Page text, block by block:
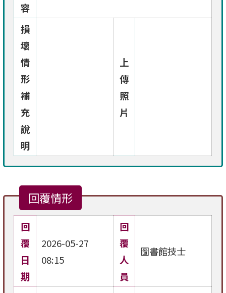
容
損
壞
情
形
補
充
說
明
上
傳
照
片
回覆情形
回
覆
日
期
2026-05-27
08:15
回
覆
人
員
圖書館技士